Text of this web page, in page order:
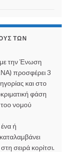
ΤΩΝ
την Ένωση
προσφέρει 3
και στο
φάση
νομού
ή
σειρά κορίτσι.